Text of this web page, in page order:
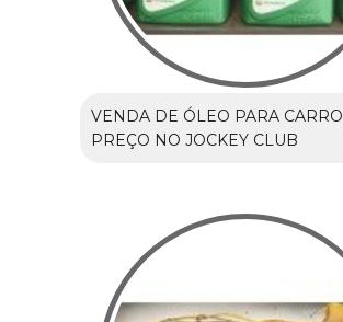
VENDA DE ÓLEO PARA CARRO
PREÇO NO JOCKEY CLUB